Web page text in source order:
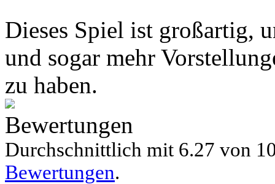
Dieses Spiel ist großartig,
und sogar mehr
zu haben.
Bewertungen
Durchschnittlich mit 6.27 von
Bewertungen.